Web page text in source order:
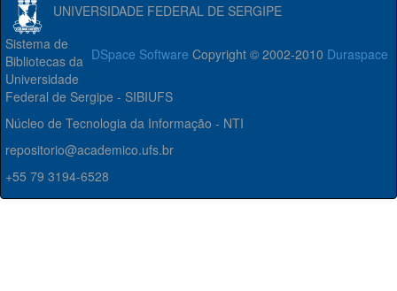
UNIVERSIDADE FEDERAL DE SERGIPE
DSpace Software Copyright © 2002-2010 Duraspace
Sistema de
Bibliotecas da
Universidade
Federal de Sergipe - SIBIUFS
Núcleo de Tecnologia da Informação - NTI
repositorio@academico.ufs.br
+55 79 3194-6528